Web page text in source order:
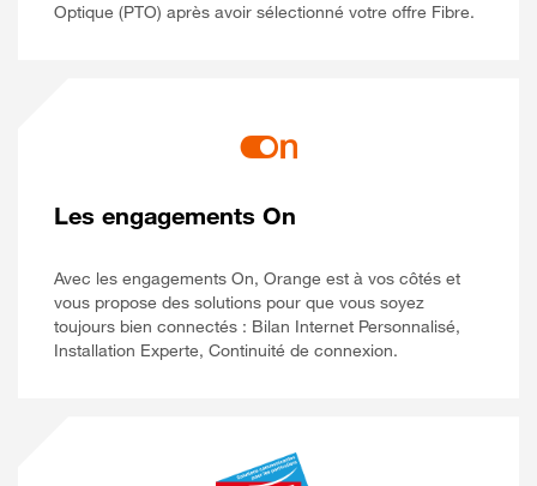
Optique (PTO) après avoir sélectionné votre offre Fibre.
Les engagements On
Avec les engagements On, Orange est à vos côtés et
vous propose des solutions pour que vous soyez
toujours bien connectés : Bilan Internet Personnalisé,
Installation Experte, Continuité de connexion.